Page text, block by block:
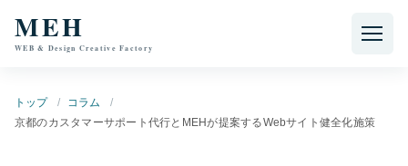
MEH
WEB & Design Creative Factory
トップ
コラム
京都のカスタマーサポート代行とMEHが提案するWebサイト健全化施策